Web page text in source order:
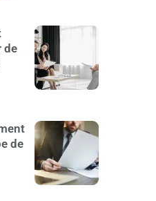
de
de